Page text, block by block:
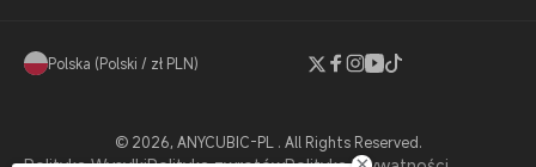
Polska (Polski / zł PLN) Twitter
Facebook
Instagram
YouTube
TikTok
© 2026, ANYCUBIC-PL . All Rights Reserved.